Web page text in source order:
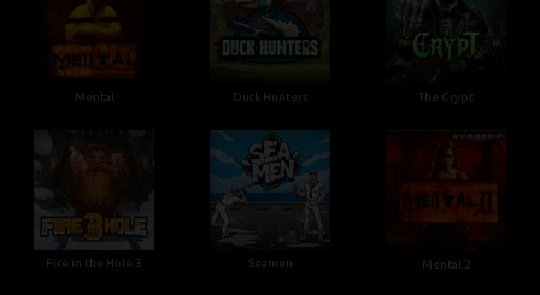
Mental Duck Hunters The Crypt
Fire in the Hole 3 Seamen Mental 2